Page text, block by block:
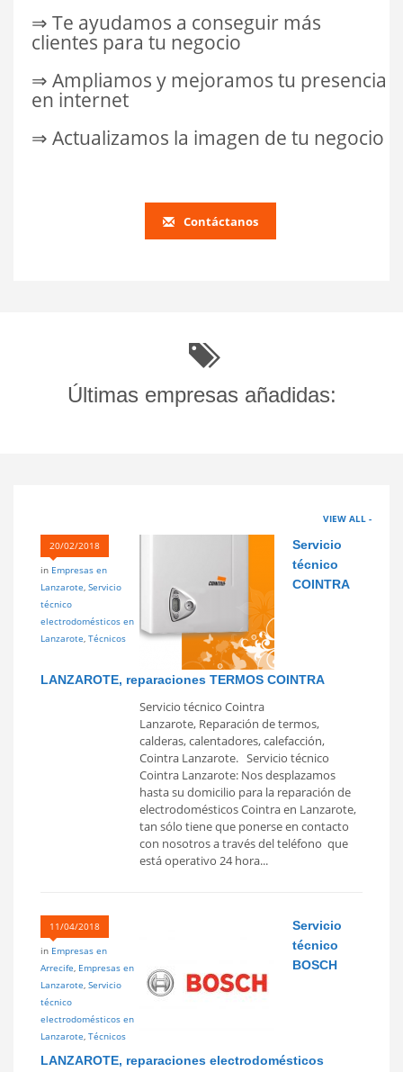
⇒ Te ayudamos a conseguir más
clientes para tu negocio
⇒ Ampliamos y mejoramos tu presencia
en internet
⇒ Actualizamos la imagen de tu negocio
Contáctanos
Últimas empresas añadidas:
VIEW ALL -
20/02/2018
in Empresas en
Lanzarote, Servicio
técnico
electrodomésticos en
Lanzarote, Técnicos
Servicio
técnico
COINTRA
LANZAROTE, reparaciones TERMOS COINTRA
Servicio técnico Cointra
Lanzarote, Reparación de termos,
calderas, calentadores, calefacción,
Cointra Lanzarote. Servicio técnico
Cointra Lanzarote: Nos desplazamos
hasta su domicilio para la reparación de
electrodomésticos Cointra en Lanzarote,
tan sólo tiene que ponerse en contacto
con nosotros a través del teléfono que
está operativo 24 hora...
11/04/2018
in Empresas en
Arrecife, Empresas en
Lanzarote, Servicio
técnico
electrodomésticos en
Lanzarote, Técnicos
Servicio
técnico
BOSCH
LANZAROTE, reparaciones electrodomésticos